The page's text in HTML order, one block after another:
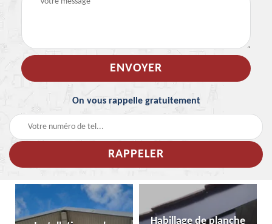
On vous rappelle gratuitement
Habillage de planche